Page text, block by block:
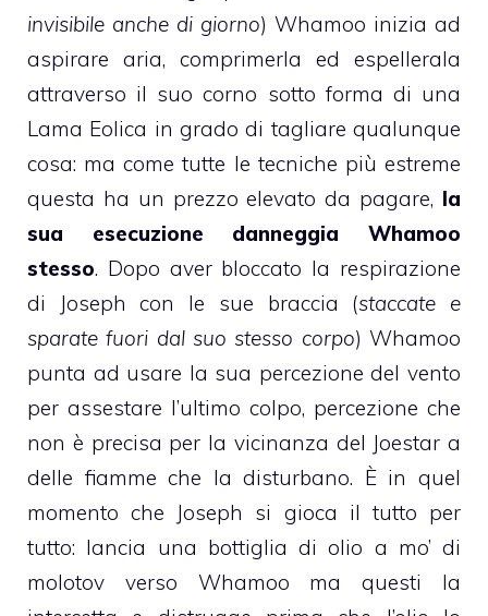
invisibile anche di giorno) Whamoo inizia ad
aspirare aria, comprimerla ed espellerala
attraverso il suo corno sotto forma di una
Lama Eolica in grado di tagliare qualunque
cosa: ma come tutte le tecniche più estreme
questa ha un prezzo elevato da pagare, la
sua esecuzione danneggia Whamoo
stesso. Dopo aver bloccato la respirazione
di Joseph con le sue braccia (staccate e
sparate fuori dal suo stesso corpo) Whamoo
punta ad usare la sua percezione del vento
per assestare l’ultimo colpo, percezione che
non è precisa per la vicinanza del Joestar a
delle fiamme che la disturbano. È in quel
momento che Joseph si gioca il tutto per
tutto: lancia una bottiglia di olio a mo’ di
molotov verso Whamoo ma questi la